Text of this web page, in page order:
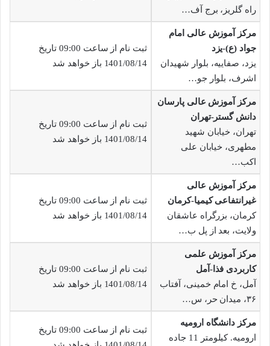
راه گلریز، برج آف…
مرکز آموزش عالی امام
جواد (ع)-یزد
یزد، صفاییه، بلوار شهیدان
اشرف، بلوار جو…
ثبت نام از ساعت 09:00 تاریخ
1401/08/14 باز خواهد شد
مرکز آموزش عالی پارسان
دانش گستر-تهران
تهران، خیابان شهید
مطهری، خیابان علی
اکب…
ثبت نام از ساعت 09:00 تاریخ
1401/08/14 باز خواهد شد
مرکز آموزش عالی
غیرانتفاعی کیمیا-کرمان
کرمان، بزرگراه عاشقان
ولایت، بعد از پل ب…
ثبت نام از ساعت 09:00 تاریخ
1401/08/14 باز خواهد شد
مرکز آموزش علمی
کاربردی فذا-آمل
آمل، خ امام خمینی، آفتاب
۳۶، میدان حر، س…
ثبت نام از ساعت 09:00 تاریخ
1401/08/14 باز خواهد شد
مرکز دانشگاه ارومیه
ارومیه. کیلومتر 11 جاده
ثبت نام از ساعت 09:00 تاریخ